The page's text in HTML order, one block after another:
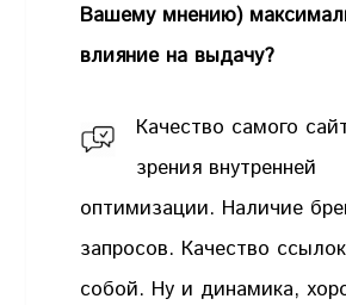
Вашему мнению)
влияние на выдачу?
Качество самого
зрения внутренней
оптимизации. Наличие
запросов. Качество
собой. Ну и динамика,